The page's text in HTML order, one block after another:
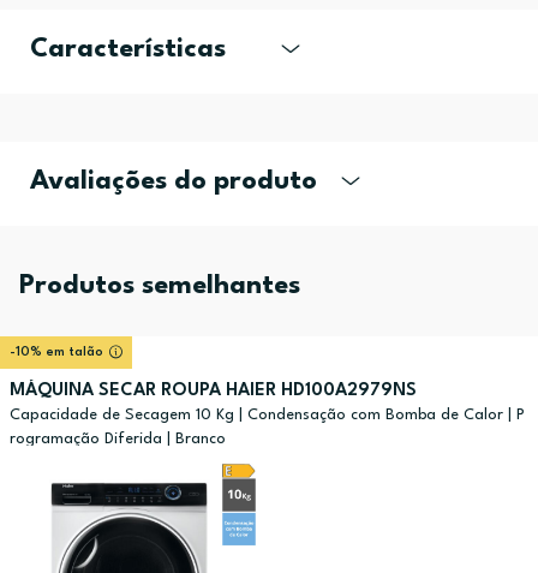
Características
Avaliações do produto
Produtos semelhantes
-10% em talão
MÁQUINA SECAR ROUPA HAIER HD100A2979NS
Capacidade de Secagem 10 Kg | Condensação com Bomba de Calor | P
rogramação Diferida | Branco